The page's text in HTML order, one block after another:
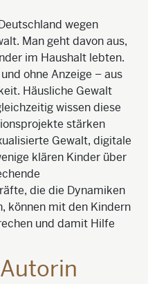
wegen
Man geht davon aus,
im Haushalt lebten.
ohne Anzeige – aus
Häusliche Gewalt
wissen diese
stärken
Gewalt, digitale
klären Kinder über
die die Dynamiken
können mit den Kindern
und damit Hilfe